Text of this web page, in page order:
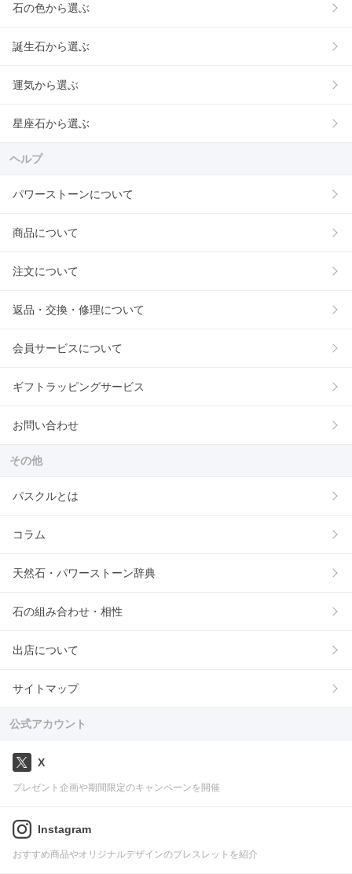
石の色から選ぶ
誕生石から選ぶ
運気から選ぶ
星座石から選ぶ
ヘルプ
パワーストーンについて
商品について
注文について
返品・交換・修理について
会員サービスについて
ギフトラッピングサービス
お問い合わせ
その他
パスクルとは
コラム
天然石・パワーストーン辞典
石の組み合わせ・相性
出店について
サイトマップ
公式アカウント
X
プレゼント企画や期間限定のキャンペーンを開催
Instagram
おすすめ商品やオリジナルデザインのブレスレットを紹介